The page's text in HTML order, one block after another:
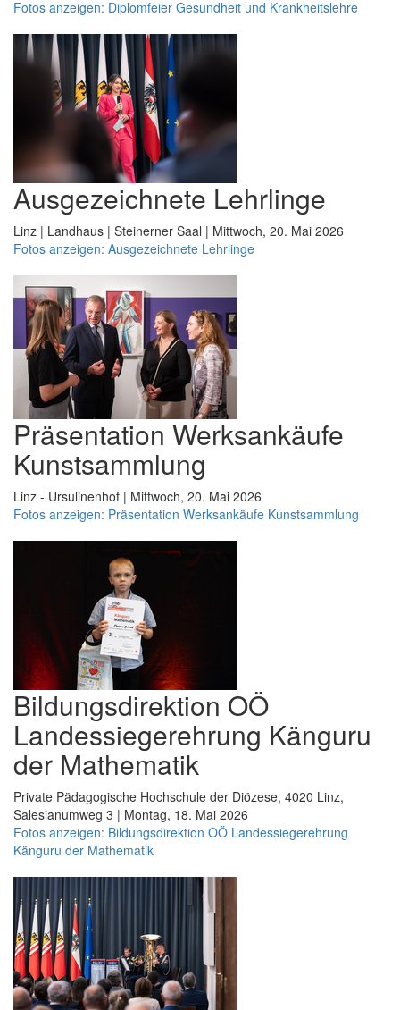
Fotos anzeigen: Diplomfeier Gesundheit und Krankheitslehre
Ausgezeichnete Lehrlinge
Linz | Landhaus | Steinerner Saal | Mittwoch, 20. Mai 2026
Fotos anzeigen: Ausgezeichnete Lehrlinge
Präsentation Werksankäufe
Kunstsammlung
Linz - Ursulinenhof | Mittwoch, 20. Mai 2026
Fotos anzeigen: Präsentation Werksankäufe Kunstsammlung
Bildungsdirektion OÖ
Landessiegerehrung Känguru
der Mathematik
Private Pädagogische Hochschule der Diözese, 4020 Linz,
Salesianumweg 3 | Montag, 18. Mai 2026
Fotos anzeigen: Bildungsdirektion OÖ Landessiegerehrung
Känguru der Mathematik